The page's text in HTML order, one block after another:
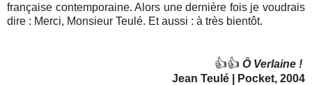
française contemporaine. Alors une dernière fois je voudrais
dire : Merci, Monsieur Teulé. Et aussi : à très bientôt.
👍👍 Ô Verlaine !
Jean Teulé | Pocket, 2004